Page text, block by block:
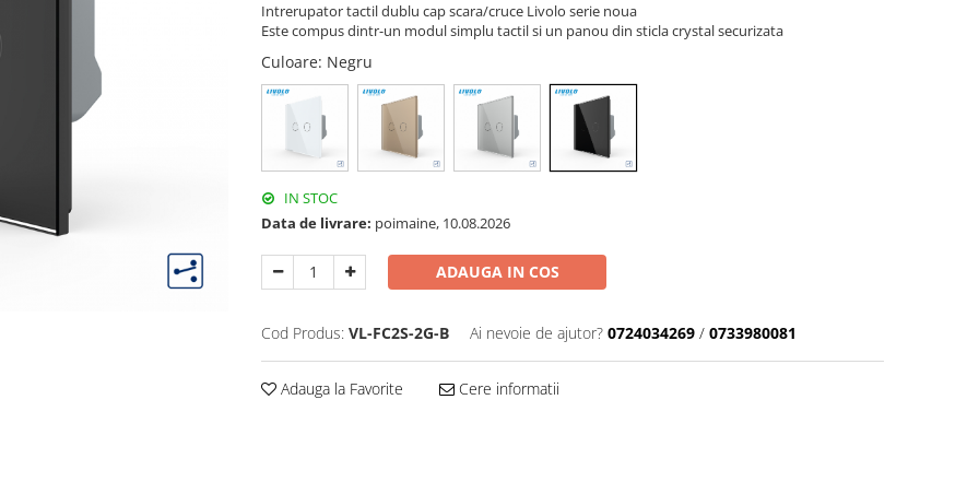
Intrerupator tactil dublu cap scara/cruce Livolo serie noua
Este compus dintr-un modul simplu tactil si un panou din sticla crystal securizata
Culoare: Negru
IN STOC
Data de livrare: poimaine, 10.08.2026
ADAUGA IN COS
Cod Produs: VL-FC2S-2G-B Ai nevoie de ajutor? 0724034269 / 0733980081
Adauga la Favorite Cere informatii